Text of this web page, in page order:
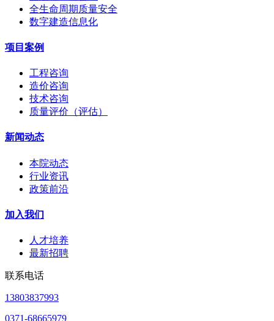
全生命周期质量安全
数字建造信息化
项目案例
工程咨询
造价咨询
技术咨询
质量评价（评估）
新闻动态
本院动态
行业资讯
政策前沿
加入我们
人才培养
最新招聘
联系电话
13803837993
0371-68665979